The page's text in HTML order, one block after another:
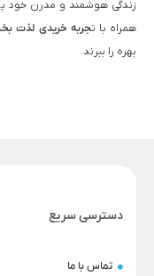
زندگی هوشمند و مدرن خود
همراه با تجربه خریدی لذت‌
بهره را ببرند.
دسترسی سریع
تماس با ما